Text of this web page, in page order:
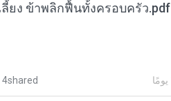
ยง ข้าพลิกฟื้นทั้งครอบครัว.pdf
4shared